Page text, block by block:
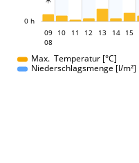
0 h
09
08
10 11 12 13 14 15
Max. Temperatur [°C]
Niederschlagsmenge [l/m²]